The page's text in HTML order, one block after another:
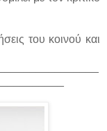
του κοινού και